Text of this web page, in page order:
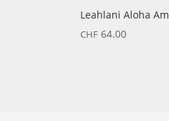
Leahlani Aloha
CHF 64.00